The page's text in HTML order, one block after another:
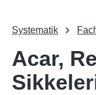
Systematik
Acar,